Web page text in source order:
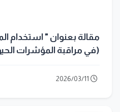
مقالة بعنوان " استخدام
(في مراقبة المؤشرات